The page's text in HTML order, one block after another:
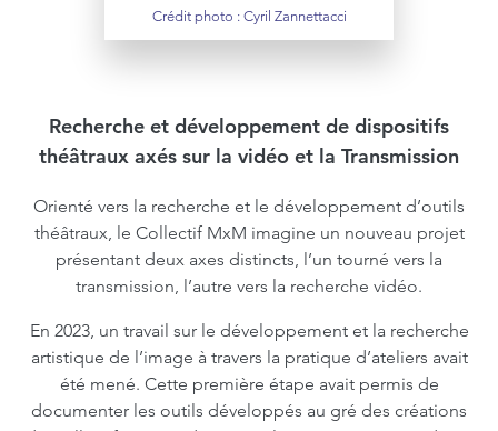
Recherche et développement de dispositifs
théâtraux axés sur la vidéo et la Transmission
Orienté vers la recherche et le développement d’outils
théâtraux, le Collectif MxM imagine un nouveau projet
présentant deux axes distincts, l’un tourné vers la
transmission, l’autre vers la recherche vidéo.
En 2023, un travail sur le développement et la recherche
artistique de l’image à travers la pratique d’ateliers avait
été mené. Cette première étape avait permis de
documenter les outils développés au gré des créations
Crédit photo : Cyril Zannettacci